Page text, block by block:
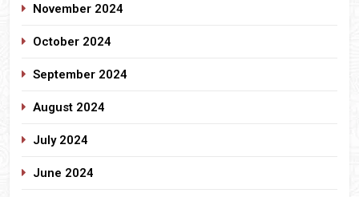
November 2024
October 2024
September 2024
August 2024
July 2024
June 2024